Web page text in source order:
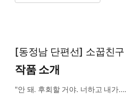
[동정남 단편선] 소꿉친
작품 소개
"안 돼. 후회할 거야. 너하고 내가